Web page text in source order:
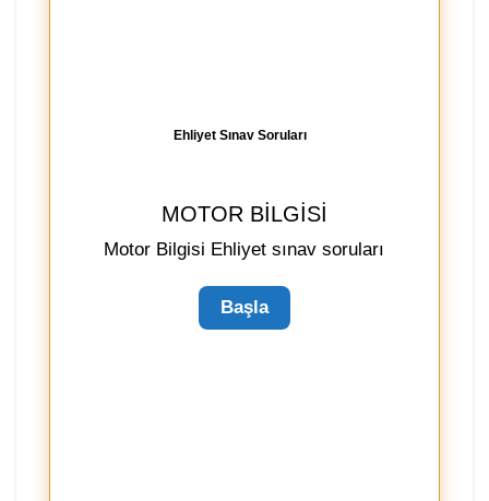
Ehliyet Sınav Soruları
MOTOR BILGISI
Motor Bilgisi Ehliyet sınav soruları